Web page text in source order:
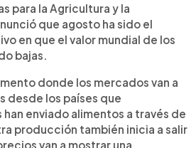
para la Agricultura y la
que agosto ha sido el
en que el valor mundial de los
bajas.
donde los mercados van a
desde los países que
enviado alimentos a través de
producción también inicia a salir
van a mostrar una